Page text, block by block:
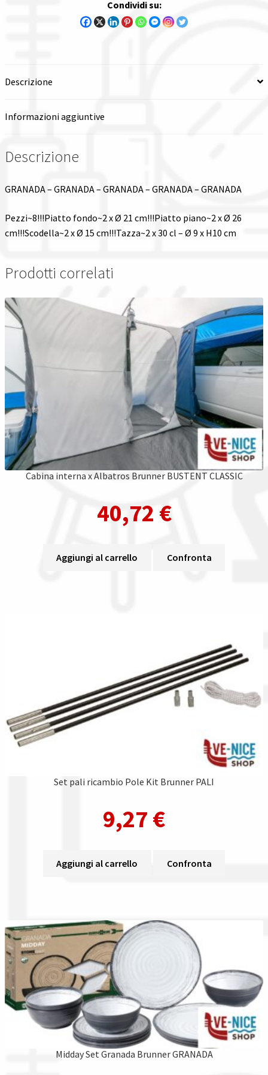
Wishlist
Checkout
Il mio account
Condividi su:
Descrizione
Informazioni aggiuntive
Descrizione
GRANADA – GRANADA – GRANADA – GRANADA – GRANADA
Pezzi~8!!!Piatto fondo~2 x Ø 21 cm!!!Piatto piano~2 x Ø 26
cm!!!Scodella~2 x Ø 15 cm!!!Tazza~2 x 30 cl – Ø 9 x H10 cm
Prodotti correlati
Cabina interna x Albatros Brunner BUSTENT CLASSIC
40,72 €
Aggiungi al carrello Confronta
Set pali ricambio Pole Kit Brunner PALI
9,27 €
Aggiungi al carrello Confronta
Midday Set Granada Brunner GRANADA